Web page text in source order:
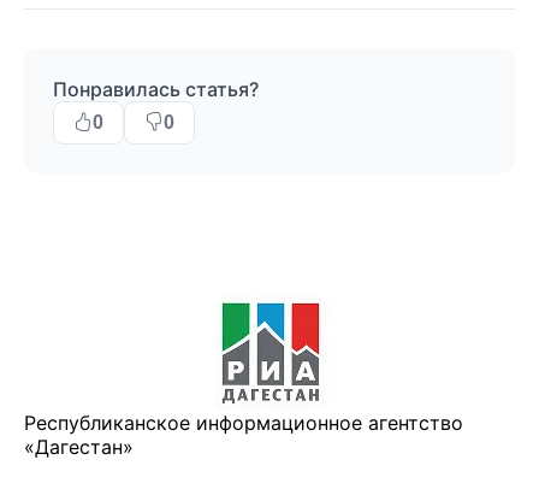
Понравилась статья?
0 0
Республиканское информационное агентство
«Дагестан»